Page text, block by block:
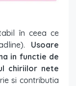
în ceea ce
Usoare
in functie de
chiriilor nete
si contributia